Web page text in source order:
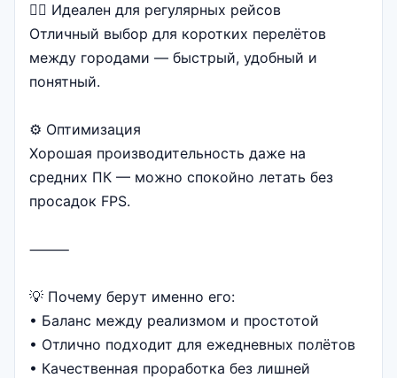
🧑‍✈️ Идеален для регулярных рейсов
Отличный выбор для коротких перелётов
между городами — быстрый, удобный и
понятный.
⚙️ Оптимизация
Хорошая производительность даже на
средних ПК — можно спокойно летать без
просадок FPS.
⸻
💡 Почему берут именно его:
• Баланс между реализмом и простотой
• Отлично подходит для ежедневных полётов
• Качественная проработка без лишней